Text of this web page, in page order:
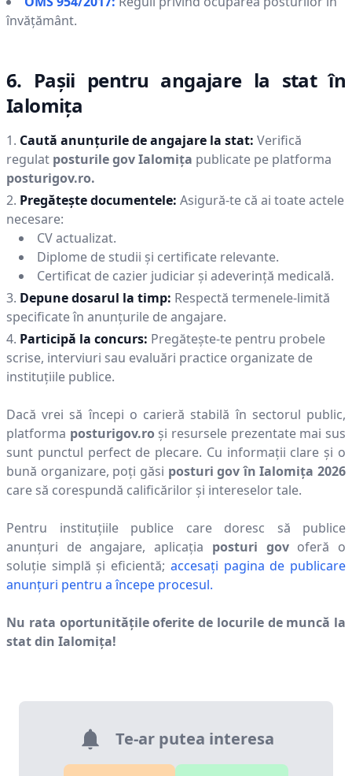
învățământ.
6. Pașii pentru angajare la stat în
Ialomiţa
Caută anunțurile de angajare la stat: Verifică
regulat posturile govIalomiţa publicate pe platforma
posturigov.ro.
Pregătește documentele: Asigură-te că ai toate actele
necesare:
CV actualizat.
Diplome de studii și certificate relevante.
Certificat de cazier judiciar și adeverință medicală.
Depune dosarul la timp: Respectă termenele-limită
specificate în anunțurile de angajare.
Participă la concurs: Pregătește-te pentru probele
scrise, interviuri sau evaluări practice organizate de
instituțiile publice.
Dacă vrei să începi o carieră stabilă în sectorul public,
platforma posturigov.roși resursele prezentate mai sus
sunt punctul perfect de plecare. Cu informații clare și o
bună organizare, poți găsi posturi gov înIalomiţa 2026
care să corespundă calificărilor și intereselor tale.
Pentru instituțiile publice care doresc să publice
anunțuri de angajare, aplicația posturi govoferă o
soluție simplă și eficientă; accesați pagina de publicare
anunțuri pentru a începe procesul.
Nu rata oportunitățile oferite de locurile de muncă la
stat din Ialomiţa!
Te-ar putea interesa